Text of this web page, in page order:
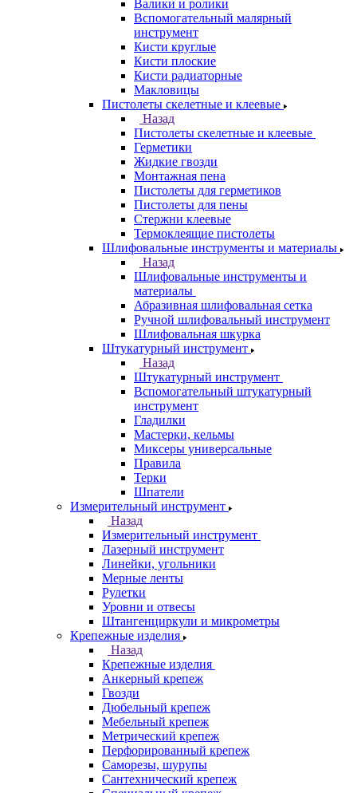
Валики и ролики
Вспомогательный малярный
инструмент
Кисти круглые
Кисти плоские
Кисти радиаторные
Макловицы
Пистолеты скелетные и клеевые
Назад
Пистолеты скелетные и клеевые
Герметики
Жидкие гвозди
Монтажная пена
Пистолеты для герметиков
Пистолеты для пены
Стержни клеевые
Термоклеящие пистолеты
Шлифовальные инструменты и материалы
Назад
Шлифовальные инструменты и
материалы
Абразивная шлифовальная сетка
Ручной шлифовальный инструмент
Шлифовальная шкурка
Штукатурный инструмент
Назад
Штукатурный инструмент
Вспомогательный штукатурный
инструмент
Гладилки
Мастерки, кельмы
Миксеры универсальные
Правила
Терки
Шпатели
Измерительный инструмент
Назад
Измерительный инструмент
Лазерный инструмент
Линейки, угольники
Мерные ленты
Рулетки
Уровни и отвесы
Штангенциркули и микрометры
Крепежные изделия
Назад
Крепежные изделия
Анкерный крепеж
Гвозди
Дюбельный крепеж
Мебельный крепеж
Метрический крепеж
Перфорированный крепеж
Саморезы, шурупы
Сантехнический крепеж